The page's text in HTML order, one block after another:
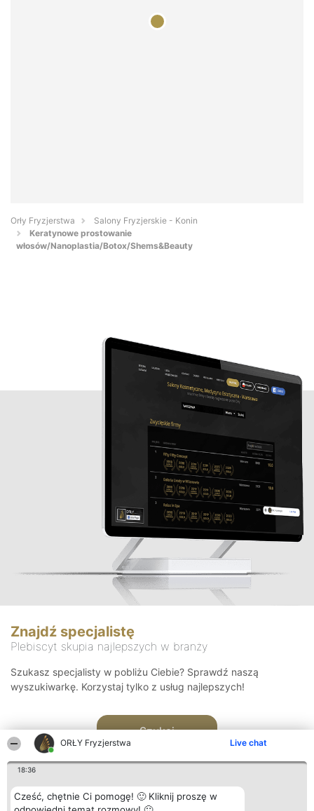
ORŁY Fryzjerstwa Live chat
18:36
Cześć, chętnie Ci pomogę! 🙂 Kliknij proszę w
Orły Fryzjerstwa
Salony Fryzjerskie - Konin
Keratynowe prostowanie
włosów/Nanoplastia/Botox/Shems&Beauty
Znajdź specjalistę
Plebiscyt skupia najlepszych w branży
Szukasz specjalisty w pobliżu Ciebie? Sprawdź naszą
wyszukiwarkę. Korzystaj tylko z usług najlepszych!
Szukaj